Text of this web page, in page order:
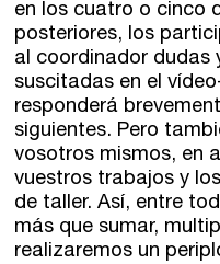
Bilbao
Vitoria
Zaragoza
Santander
Gijón
Curso integral de
Máster de creación
fuentetaja
Quiénes somos
Nuestra filosofía
en los cuatro o cinco
posteriores, los
al coordinador dudas
suscitadas en el
responderá
siguientes. Pero
vosotros mismos, en
vuestros trabajos y
de taller. Así, entre
más que sumar,
realizaremos un